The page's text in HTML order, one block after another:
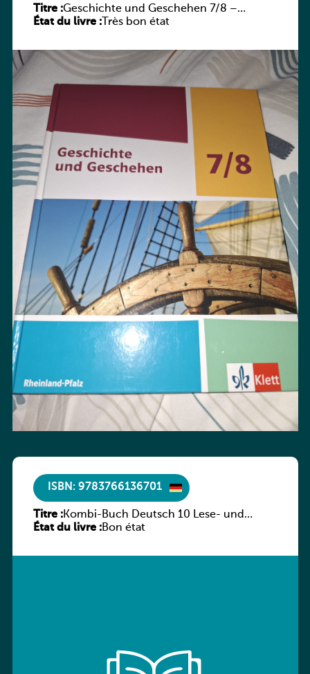
Titre :Geschichte und Geschehen 7/8 –
Rheinland-Pfalz
État du livre :Très bon état
ISBN: 9783766136701
Titre :Kombi-Buch Deutsch 10 Lese- und
Sprachbuch
État du livre :Bon état